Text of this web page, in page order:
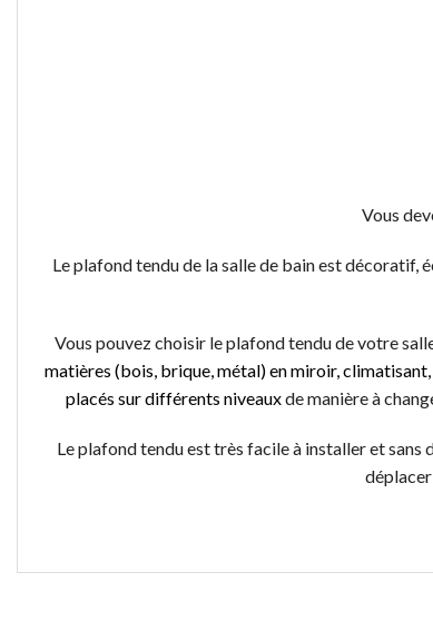
Vous
Le plafond tendu de la salle de bain est
Vous pouvez choisir le plafond tendu de votre
matières (bois, brique, métal) en miroir,
placés sur différents niveauxde manière à
Le plafond tendu est très facile à installer et